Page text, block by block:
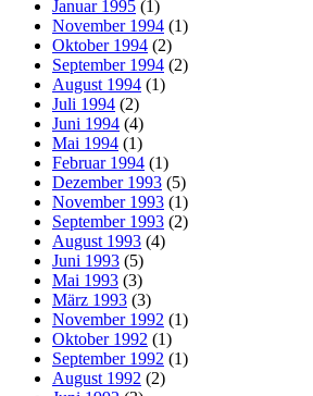
Januar 1995 (1)
November 1994 (1)
Oktober 1994 (2)
September 1994 (2)
August 1994 (1)
Juli 1994 (2)
Juni 1994 (4)
Mai 1994 (1)
Februar 1994 (1)
Dezember 1993 (5)
November 1993 (1)
September 1993 (2)
August 1993 (4)
Juni 1993 (5)
Mai 1993 (3)
März 1993 (3)
November 1992 (1)
Oktober 1992 (1)
September 1992 (1)
August 1992 (2)